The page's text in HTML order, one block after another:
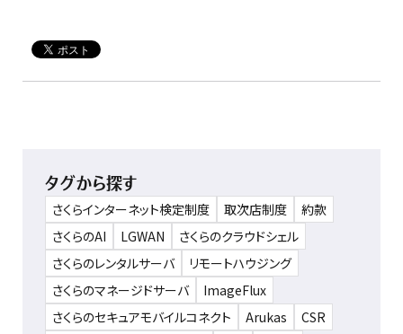
タグから探す
さくらインターネット検定制度 取次店制度
約款
さくらのAI
LGWAN
さくらのクラウドシェル
さくらのレンタルサーバ
リモートハウジング
さくらのマネージドサーバ
ImageFlux
さくらのセキュアモバイルコネクト
Arukas
CSR